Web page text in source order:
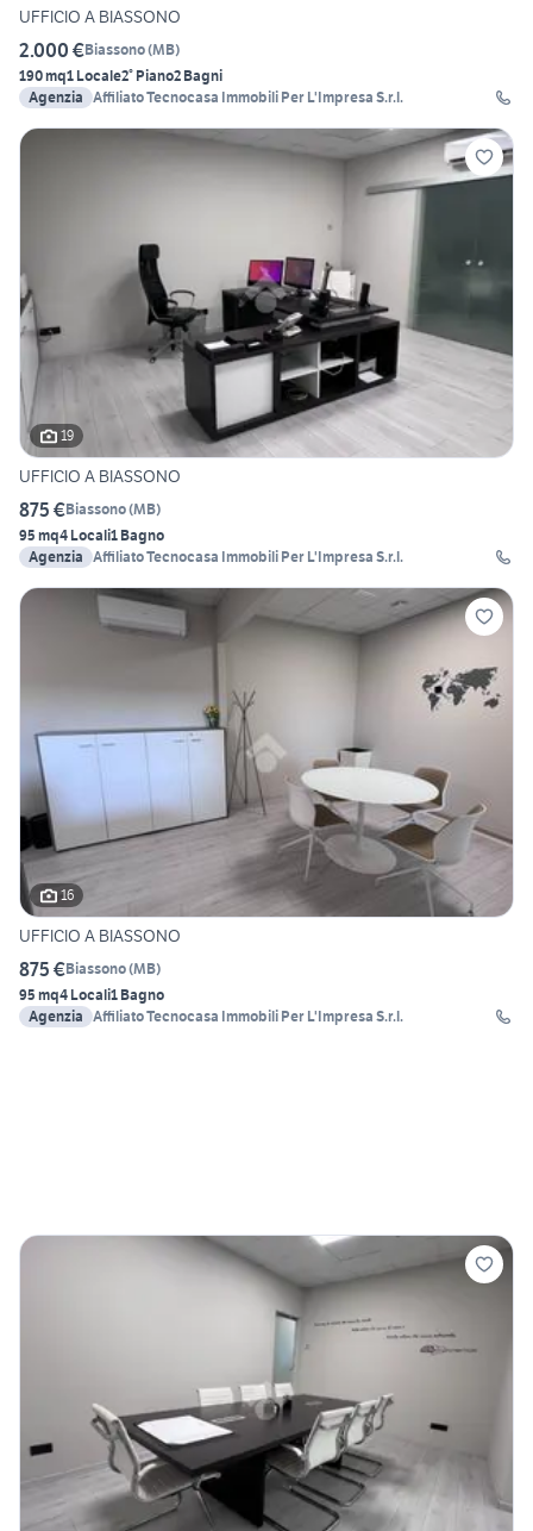
UFFICIO A BIASSONO
2.000 €Biassono(MB)
190 mq1 Locale2° Piano2 Bagni
Agenzia Affiliato Tecnocasa Immobili Per L'Impresa S.r.l.
19
UFFICIO A BIASSONO
875 €Biassono(MB)
95 mq4 Locali1 Bagno
Agenzia Affiliato Tecnocasa Immobili Per L'Impresa S.r.l.
16
UFFICIO A BIASSONO
875 €Biassono(MB)
95 mq4 Locali1 Bagno
Agenzia Affiliato Tecnocasa Immobili Per L'Impresa S.r.l.